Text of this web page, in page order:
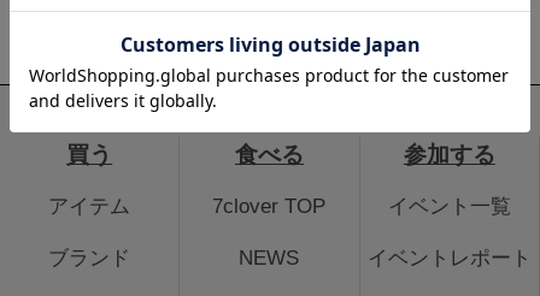
法人のお客さまはこちら
買う
アイテム
ブランド
食べる
7clover TOP
NEWS
参加する
イベント一覧
イベントレポート